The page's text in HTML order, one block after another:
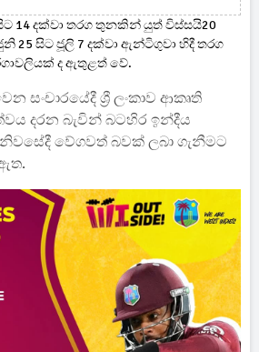
14 දක්වා තරග තුනකින් යුත් විස්සයි20
25 සිට ජූලි 7 දක්වා ඇන්ටිගුවා හිදී තරග
ද ඇතුළත් වේ.
සංචාරයේදී ශ්‍රී ලංකාව ආකෘති
දරන බැවින් බටහිර ඉන්දීය
වේගවත් බවක් ලබා ගැනීමට